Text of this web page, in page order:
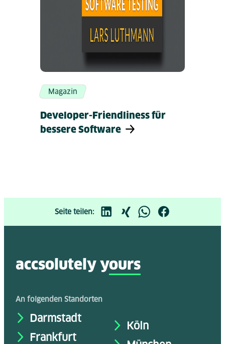
Magazin
Developer-Friendliness für
bessere Software
Seite teilen:
accsolutely yours
An folgenden Standorten
Darmstadt
Frankfurt
Köln